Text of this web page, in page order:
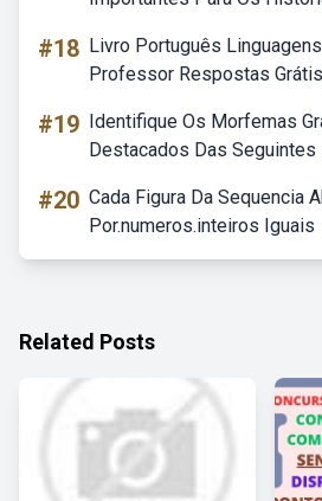
#18 Livro Português
Professor Respostas Grátis
#19 Identifique Os Morfemas
Destacados Das Seguintes
#20 Cada Figura Da Sequencia
Por.numeros.inteiros Iguais
Related Posts